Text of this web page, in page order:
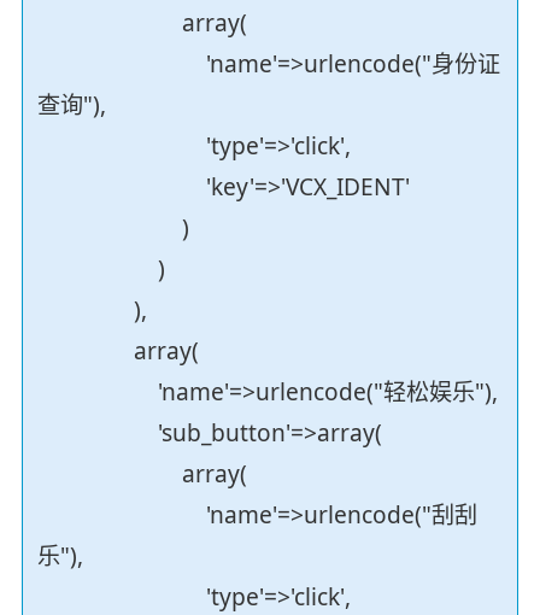
array(
'name'=>urlencode("身份证
查询"),
'type'=>'click',
'key'=>'VCX_IDENT'
)
)
),
array(
'name'=>urlencode("轻松娱乐"),
'sub_button'=>array(
array(
'name'=>urlencode("刮刮
乐"),
'type'=>'click',